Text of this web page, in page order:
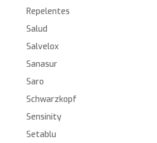
Repelentes
Salud
Salvelox
Sanasur
Saro
Schwarzkopf
Sensinity
Setablu